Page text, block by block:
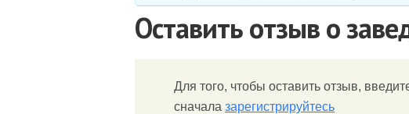
Оставить отзыв о
Для того, чтобы оставить отзыв,
сначала зарегистрируйтесь